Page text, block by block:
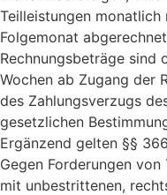
Teilleistungen
Folgemonat
Rechnungsbeträge sind
Wochen ab Zugang der
des Zahlungsverzugs
gesetzlichen
Ergänzend gelten §§
Gegen Forderungen
mit unbestrittenen,